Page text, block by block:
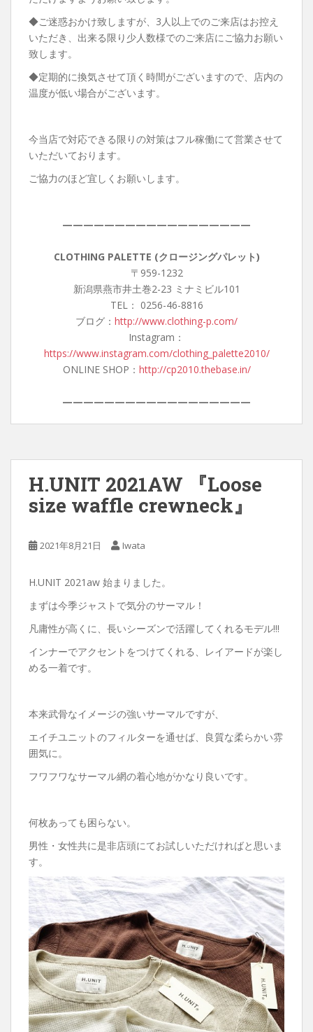
◆ご迷惑おかけ致しますが、3人以上でのご来店はお控え
いただき、出来る限り少人数様でのご来店にご協力お願い
致します。
◆定期的に換気させて頂く時間がございますので、店内の
温度が低い場合がございます。
今当店で対応できる限りの対策はフル稼働にて営業させて
いただいております。
ご協力のほど宜しくお願いします。
——————————————————
CLOTHING PALETTE (クロージングパレット)
〒959-1232
新潟県燕市井土巻2-23 ミナミビル101
TEL： 0256-46-8816
ブログ： http://www.clothing-p.com/
Instagram：
https://www.instagram.com/clothing_palette2010/
ONLINE SHOP： http://cp2010.thebase.in/
——————————————————
H.UNIT 2021AW 『Loose
size waffle crewneck』
2021年8月21日 Iwata
H.UNIT 2021aw 始まりました。
まずは今季ジャストで気分のサーマル！
凡庸性が高くに、長いシーズンで活躍してくれるモデル!!!
インナーでアクセントをつけてくれる、レイアードが楽し
める一着です。
本来武骨なイメージの強いサーマルですが、
エイチユニットのフィルターを通せば、良質な柔らかい雰
囲気に。
フワフワなサーマル網の着心地がかなり良いです。
何枚あっても困らない。
男性・女性共に是非店頭にてお試しいただければと思いま
す。